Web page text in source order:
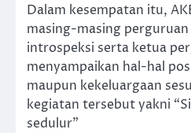
Dalam kesempatan itu,
masing-masing
introspeksi serta ketua
menyampaikan hal-hal
maupun kekeluargaan
kegiatan tersebut yakni
sedulur”